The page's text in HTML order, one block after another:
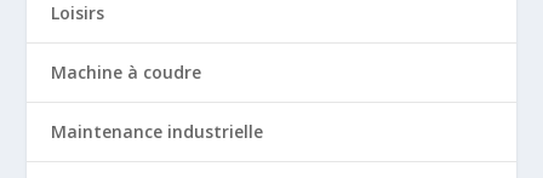
Loisirs
Machine à coudre
Maintenance industrielle